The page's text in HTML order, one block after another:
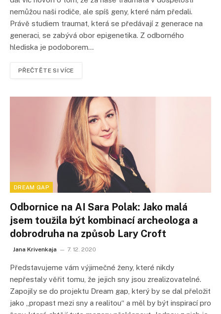
nemůžou naši rodiče, ale spíš geny, které nám předali.
Právě studiem traumat, která se předávají z generace na
generaci, se zabývá obor epigenetika. Z odborného
hlediska je podoborem…
PŘEČTĚTE SI VÍCE
DREAM GAP
Odbornice na AI Sara Polak: Jako malá
jsem toužila být kombinací archeologa a
dobrodruha na způsob Lary Croft
Jana Krivenkaja 7. 12. 2020
Představujeme vám výjimečné ženy, které nikdy
nepřestaly věřit tomu, že jejich sny jsou zrealizovatelné.
Zapojily se do projektu Dream gap, který by se dal přeložit
jako „propast mezi sny a realitou“ a měl by být inspirací pro